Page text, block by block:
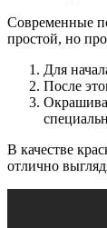
Современные
простой, но
Для
После
В качестве
отлично